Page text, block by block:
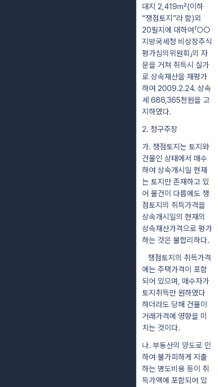
대지 2,419㎡(이하
“쟁점토지”라 함)외
20필지에 대하여「○○
지 방국세청 비상장주식
평가심의위원회」의 자
문을 거쳐 취득시 실가
로 상속재산을 재평가
하여 2009.2.24. 상속
세 686,365천원을 고
지하였다.
2. 청구주장
가. 쟁점토지는 토지와
건물인 상태에서 매수
하여 상속개시일 현재
는 토지 만 존재하고 있
어 물건이 다름에도 쟁
점토지의 취득가격을
상속개시일의 현재의
상속재산가격으로 평가
하는 것은 불합리하다.
쟁점토지의 취득가격
에는 주택가격이 포함
되어 있으며, 매수자가
토지 취득만 원하였다
하더라도 당해 건물이
거래가격에 영향을 미
치는 것이다.
나. 부동산의 양도로 인
하여 불가피하게 지출
하는 명도비용 등이 취
득가액에 포함되어 있